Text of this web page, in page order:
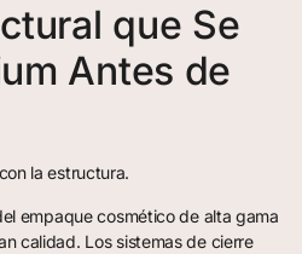
que Se
Antes de
la estructura.
empaque cosmético de alta gama
calidad. Los sistemas de cierre